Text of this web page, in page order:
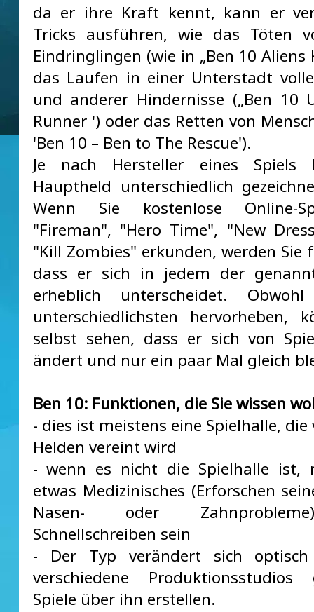
da er ihre Kraft kennt, kann er
Tricks ausführen, wie das Töten
Eindringlingen (wie in „Ben 10 Aliens
das Laufen in einer Unterstadt
und anderer Hindernisse („Ben 10
Runner ') oder das Retten von
'Ben 10 – Ben to The Rescue').
Je nach Hersteller eines Spiels
Hauptheld unterschiedlich
Wenn Sie kostenlose Online-
"Fireman", "Hero Time", "New
"Kill Zombies" erkunden, werden Sie
dass er sich in jedem der
erheblich unterscheidet.
unterschiedlichsten hervorheben,
selbst sehen, dass er sich von
ändert und nur ein paar Mal gleich
Ben 10: Funktionen, die Sie wissen
- dies ist meistens eine Spielhalle,
Helden vereint wird
- wenn es nicht die Spielhalle ist,
etwas Medizinisches (Erforschen
Nasen- oder
Schnellschreiben sein
- Der Typ verändert sich
verschiedene
Spiele über ihn erstellen.